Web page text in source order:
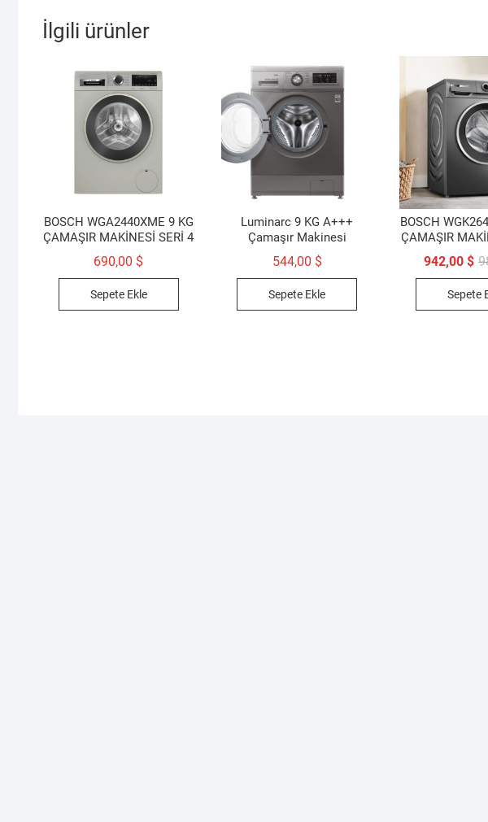
İlgili ürünler
BOSCH WGA2440XME 9 KG
ÇAMAŞIR MAKİNESİ SERİ 4
690,00 $
Sepete Ekle
Luminarc 9 KG A+++
Çamaşır Makinesi
544,00 $
Sepete Ekle
BOSCH
ÇAMAŞIR
942,00$
Sepete